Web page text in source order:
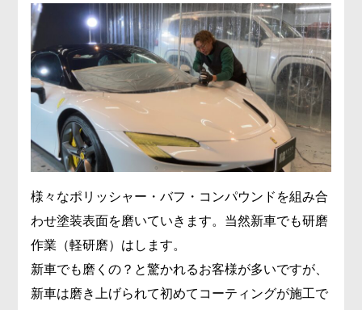
様々なポリッシャー・バフ・コンパウンドを組み合
わせ塗装表面を磨いていきます。当然新車でも研磨
作業（軽研磨）はします。
新車でも磨くの？と驚かれるお客様が多いですが、
新車は磨き上げられて初めてコーティングが施工で